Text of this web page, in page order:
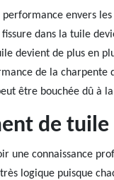
envers
dans la tuile
devient de plus en
de la
être bouchée dû à
de tuile
une connaissance
logique puisque